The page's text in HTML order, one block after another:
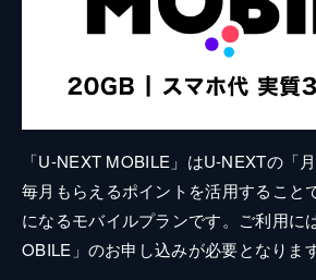
「U-NEXT MOBILE」はU-NEXTの「
毎月もらえるポイントを活用すること
になるモバイルプランです。ご利用に
OBILE」のお申し込みが必要となります